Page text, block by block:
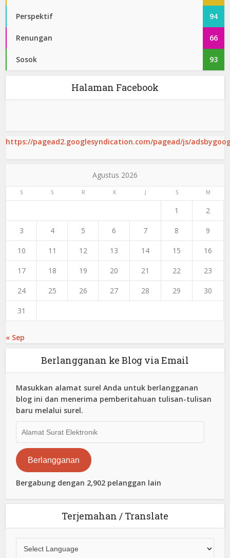
Perspektif 94
Renungan 66
Sosok 93
Halaman Facebook
https://pagead2.googlesyndication.com/pagead/js/
Agustus 2026
S S R K J S M
1 2
3 4 5 6 7 8 9
10 11 12 13 14 15 16
17 18 19 20 21 22 23
24 25 26 27 28 29 30
31
« Sep
Berlangganan ke Blog via Email
Masukkan alamat surel Anda untuk berlangganan
blog ini dan menerima pemberitahuan tulisan-tulisan
baru melalui surel.
Surat
Elektronik
Berlangganan
Bergabung dengan 2,902 pelanggan lain
Terjemahan / Translate